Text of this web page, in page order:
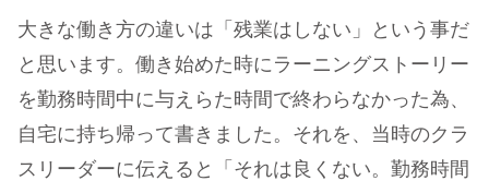
大きな働き方の違いは「残業はしない」という事だ
と思います。働き始めた時にラーニングストーリー
を勤務時間中に与えらた時間で終わらなかった為、
自宅に持ち帰って書きました。それを、当時のクラ
スリーダーに伝えると「それは良くない。勤務時間